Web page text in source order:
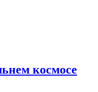
космосе